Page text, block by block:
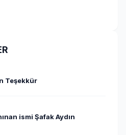
Teşekkür
ismi Şafak Aydın